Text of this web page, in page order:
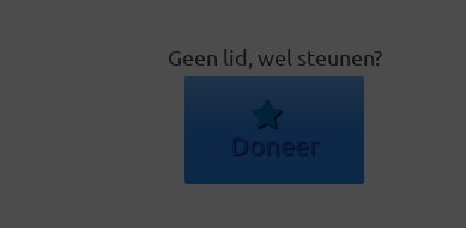
Geen lid, wel steunen?
Doneer